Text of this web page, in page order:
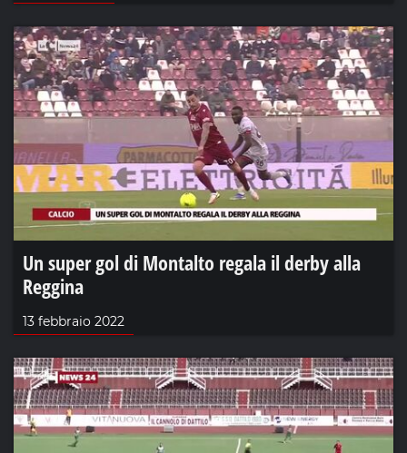
Un super gol di Montalto regala il derby alla
Reggina
13 febbraio 2022